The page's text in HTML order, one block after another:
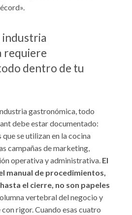
industria
requiere
dentro de tu
gastronómica, todo
debe estar documentado:
se utilizan en la cocina
campañas de marketing,
operativa y administrativa. El
manual de procedimientos,
el cierre, no son papeles
vertebral del negocio y
rigor. Cuando esas cuatro